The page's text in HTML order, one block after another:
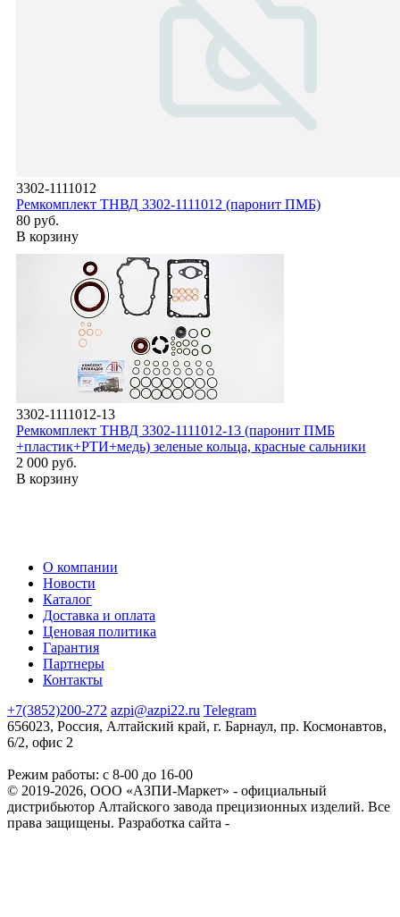
3302-1111012
Ремкомплект ТНВД 3302-1111012 (паронит ПМБ)
80 руб.
В корзину
3302-1111012-13
Ремкомплект ТНВД 3302-1111012-13 (паронит ПМБ
+пластик+РТИ+медь) зеленые кольца, красные сальники
2 000 руб.
В корзину
О компании
Новости
Каталог
Доставка и оплата
Ценовая политика
Гарантия
Партнеры
Контакты
+7(3852)200-272 azpi@azpi22.ru Telegram
656023, Россия, Алтайский край, г. Барнаул, пр. Космонавтов,
6/2, офис 2
Режим работы: с 8-00 до 16-00
© 2019-2026, ООО «АЗПИ-Маркет» - официальный
дистрибьютор Алтайского завода прецизионных изделий. Все
права защищены. Разработка сайта -